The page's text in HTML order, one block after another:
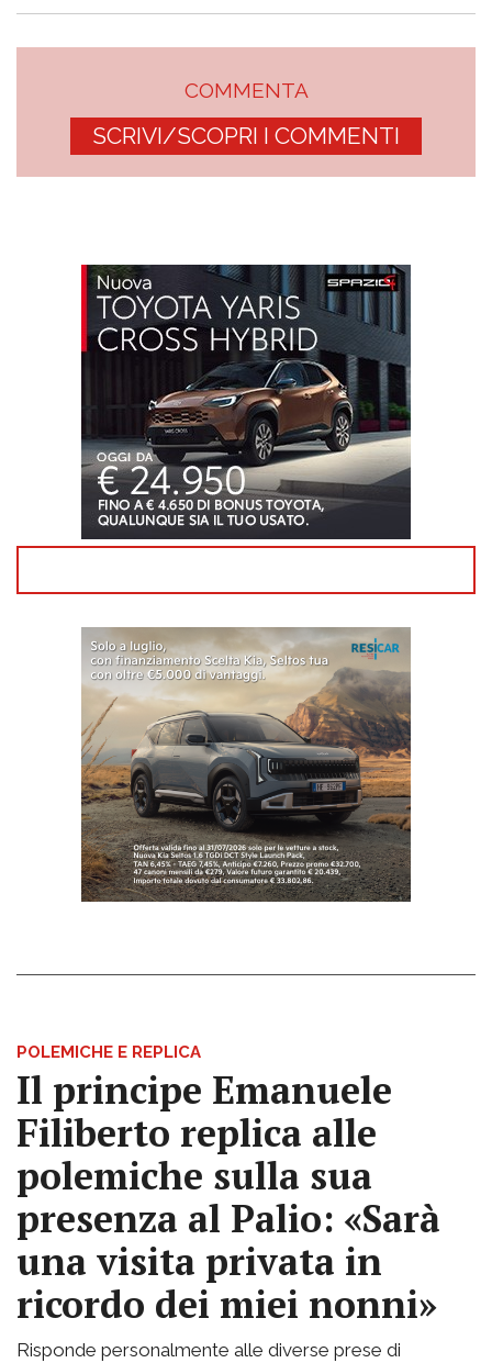
COMMENTA
SCRIVI/SCOPRI I COMMENTI
POLEMICHE E REPLICA
Il principe Emanuele
Filiberto replica alle
polemiche sulla sua
presenza al Palio: «Sarà
una visita privata in
ricordo dei miei nonni»
Risponde personalmente alle diverse prese di